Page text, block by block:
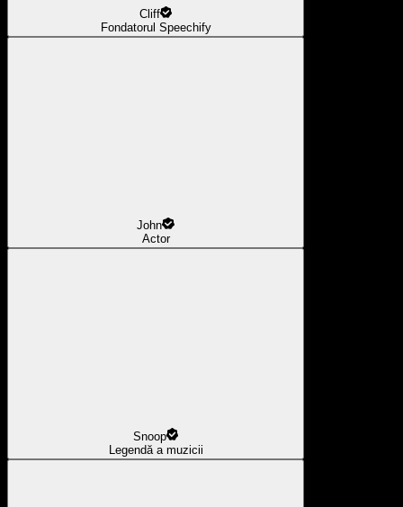
Cliff
Fondatorul Speechify
John
Actor
Snoop
Legendă a muzicii